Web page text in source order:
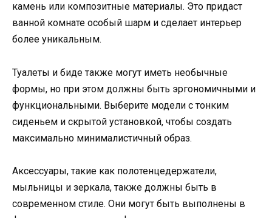
камень или композитные материалы. Это придаст
ванной комнате особый шарм и сделает интерьер
более уникальным.
Туалеты и биде также могут иметь необычные
формы, но при этом должны быть эргономичными и
функциональными. Выберите модели с тонким
сиденьем и скрытой установкой, чтобы создать
максимально минималистичный образ.
Аксессуары, такие как полотенцедержатели,
мыльницы и зеркала, также должны быть в
современном стиле. Они могут быть выполнены в